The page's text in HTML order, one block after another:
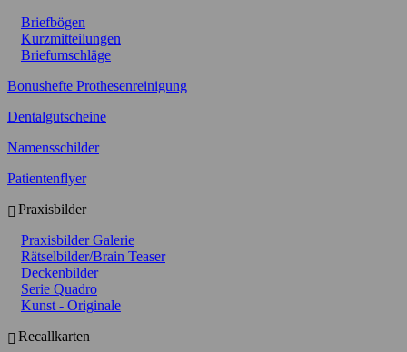
Briefbögen
Kurzmitteilungen
Briefumschläge
Bonushefte Prothesenreinigung
Dentalgutscheine
Namensschilder
Patientenflyer
Praxisbilder
Praxisbilder Galerie
Rätselbilder/Brain Teaser
Deckenbilder
Serie Quadro
Kunst - Originale
Recallkarten